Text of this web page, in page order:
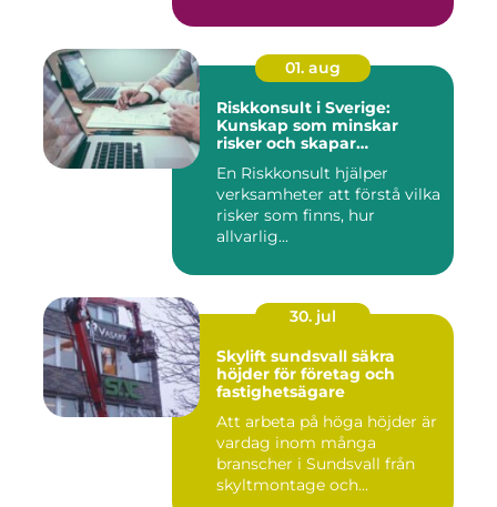
01. aug
Riskkonsult i Sverige:
Kunskap som minskar
risker och skapar
En Riskkonsult hjälper
verksamheter att förstå vilka
risker som finns, hur
allvarlig...
30. jul
Skylift sundsvall säkra
höjder för företag och
fastighetsägare
Att arbeta på höga höjder är
vardag inom många
branscher i Sundsvall från
skyltmontage och